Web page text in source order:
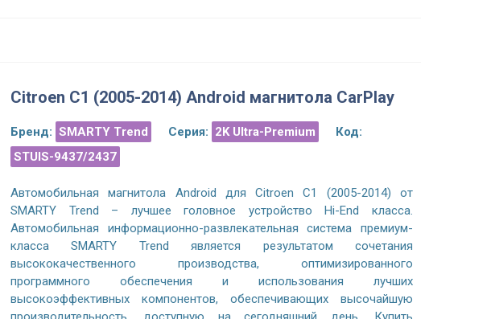
Citroen C1 (2005-2014) Android магнитола CarPlay
Бренд: SMARTY Trend Серия: 2K Ultra-Premium
Код:
STUIS-9437/2437
Автомобильная магнитола Android для Citroen C1 (2005-2014) от
SMARTY Trend – лучшее головное устройство Hi-End класса.
Автомобильная информационно-развлекательная система премиум-
класса SMARTY Trend является результатом сочетания
высококачественного производства, оптимизированного
программного обеспечения и использования лучших
высокоэффективных компонентов, обеспечивающих высочайшую